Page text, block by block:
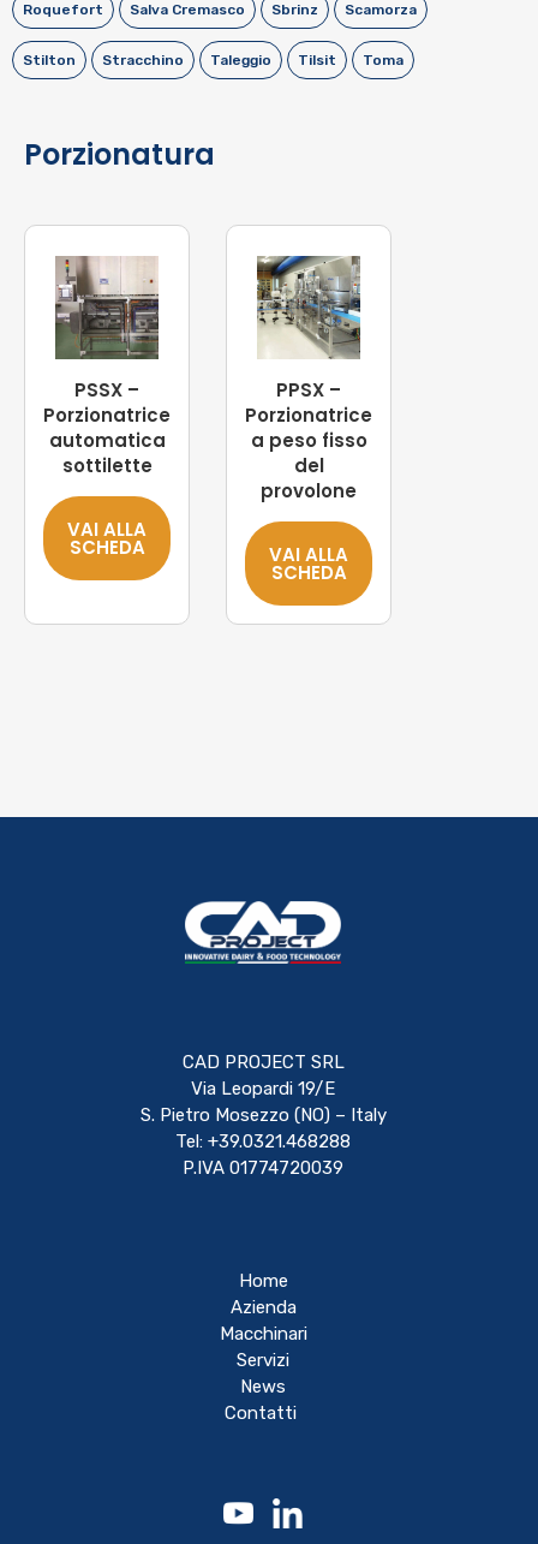
Roquefort Salva Cremasco Sbrinz Scamorza
Stilton Stracchino Taleggio Tilsit Toma
Porzionatura
PSSX –
Porzionatrice
automatica
sottilette
VAI ALLA
SCHEDA
PPSX –
Porzionatrice
a peso fisso
del
provolone
VAI ALLA
SCHEDA
CAD PROJECT SRL
Via Leopardi 19/E
S. Pietro Mosezzo (NO) – Italy
Tel: +39.0321.468288
P.IVA 01774720039
Home
Azienda
Macchinari
Servizi
News
Contatti